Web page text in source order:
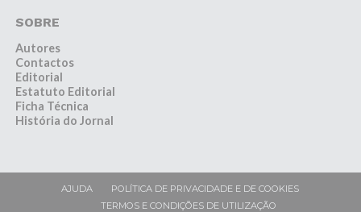
SOBRE
Autores
Contactos
Editorial
Estatuto Editorial
Ficha Técnica
História do Jornal
AJUDA
POLÍTICA DE PRIVACIDADE E DE COOKIES
TERMOS E CONDIÇÕES DE UTILIZAÇÃO